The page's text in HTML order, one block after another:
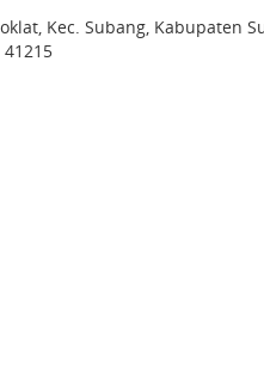
Kec. Subang, Kabupaten
41215